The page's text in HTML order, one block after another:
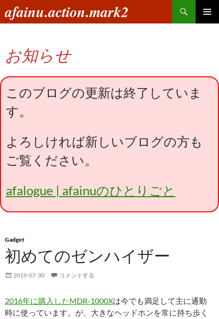
ン
へ
ス
キ
プ
afainu.action.mark2
索
お知らせ
このブログの更新は終了していま
す。
よろしければ新しいブログの方も
ご覧ください。
afalogue | afainuのひとりごと
Gadget
初めてのゼンハイザー
2019-07-30 コメントする
2016年に購入したMDR-1000Xは今でも満足して主に通勤
時に使っています。が、大きなヘッドホンを常に持ち歩く